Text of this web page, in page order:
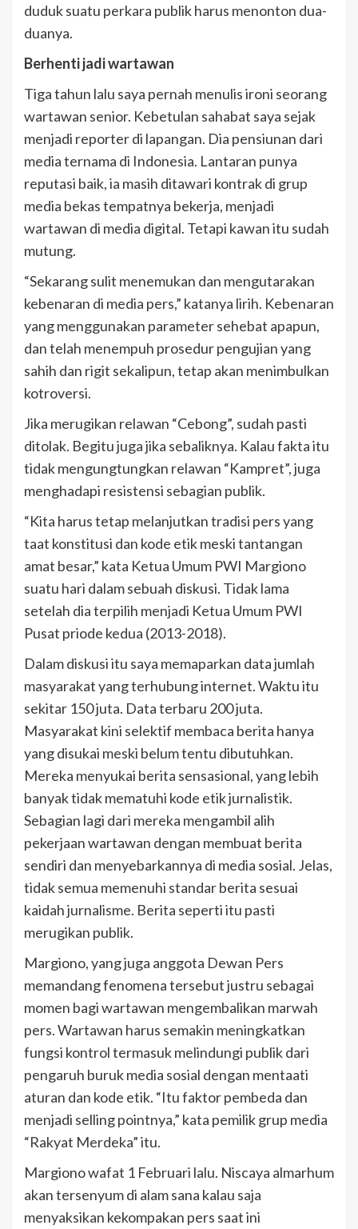
duduk suatu perkara publik harus menonton dua-
duanya.
Berhenti jadi wartawan
Tiga tahun lalu saya pernah menulis ironi seorang
wartawan senior. Kebetulan sahabat saya sejak
menjadi reporter di lapangan. Dia pensiunan dari
media ternama di Indonesia. Lantaran punya
reputasi baik, ia masih ditawari kontrak di grup
media bekas tempatnya bekerja, menjadi
wartawan di media digital. Tetapi kawan itu sudah
mutung.
“Sekarang sulit menemukan dan mengutarakan
kebenaran di media pers,” katanya lirih. Kebenaran
yang menggunakan parameter sehebat apapun,
dan telah menempuh prosedur pengujian yang
sahih dan rigit sekalipun, tetap akan menimbulkan
kotroversi.
Jika merugikan relawan “Cebong”, sudah pasti
ditolak. Begitu juga jika sebaliknya. Kalau fakta itu
tidak mengungtungkan relawan “Kampret”, juga
menghadapi resistensi sebagian publik.
“Kita harus tetap melanjutkan tradisi pers yang
taat konstitusi dan kode etik meski tantangan
amat besar,” kata Ketua Umum PWI Margiono
suatu hari dalam sebuah diskusi. Tidak lama
setelah dia terpilih menjadi Ketua Umum PWI
Pusat priode kedua (2013-2018).
Dalam diskusi itu saya memaparkan data jumlah
masyarakat yang terhubung internet. Waktu itu
sekitar 150 juta. Data terbaru 200 juta.
Masyarakat kini selektif membaca berita hanya
yang disukai meski belum tentu dibutuhkan.
Mereka menyukai berita sensasional, yang lebih
banyak tidak mematuhi kode etik jurnalistik.
Sebagian lagi dari mereka mengambil alih
pekerjaan wartawan dengan membuat berita
sendiri dan menyebarkannya di media sosial. Jelas,
tidak semua memenuhi standar berita sesuai
kaidah jurnalisme. Berita seperti itu pasti
merugikan publik.
Margiono, yang juga anggota Dewan Pers
memandang fenomena tersebut justru sebagai
momen bagi wartawan mengembalikan marwah
pers. Wartawan harus semakin meningkatkan
fungsi kontrol termasuk melindungi publik dari
pengaruh buruk media sosial dengan mentaati
aturan dan kode etik. “Itu faktor pembeda dan
menjadi selling pointnya,” kata pemilik grup media
“Rakyat Merdeka” itu.
Margiono wafat 1 Februari lalu. Niscaya almarhum
akan tersenyum di alam sana kalau saja
menyaksikan kekompakan pers saat ini